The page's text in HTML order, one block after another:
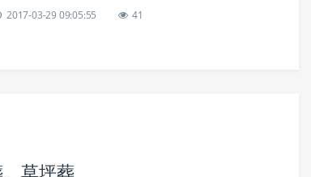
2017-03-29 09:05:55 41
草坪葬